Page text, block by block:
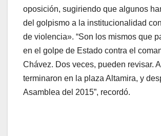
oposición, sugiriendo que algunos
del golpismo a la institucionalidad
de violencia». “Son los mismos que
en el golpe de Estado contra el
Chávez. Dos veces, pueden revisar.
terminaron en la plaza Altamira, y
Asamblea del 2015”, recordó.